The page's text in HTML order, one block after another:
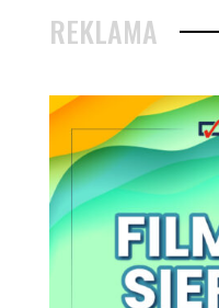
REKLAMA